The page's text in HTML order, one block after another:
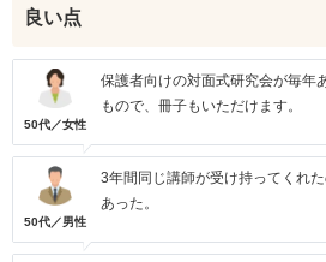
良い点
50代／女性
保護者向けの対面式研究会が毎年
もので、冊子もいただけます。
50代／男性
3年間同じ講師が受け持ってくれ
あった。